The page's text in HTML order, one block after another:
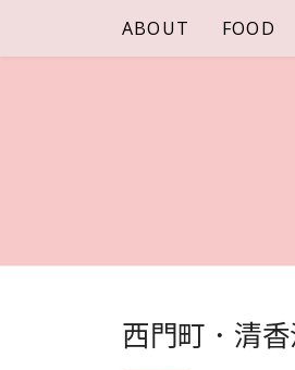
content
ABOUT FOOD
西門町．清